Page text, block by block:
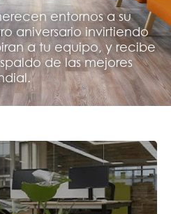
entornos a su
aniversario invirtiendo
a tu equipo, y recibe
de las mejores